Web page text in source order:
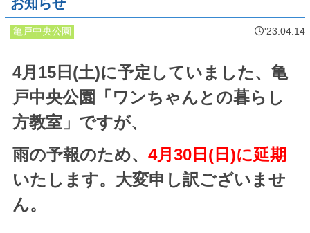
お知らせ
亀戸中央公園 '23.04.14
4月15日(土)に予定していました、亀
戸中央公園「ワンちゃんとの暮らし
方教室」ですが、
雨の予報のため、 4月30日(日)に延期
いたします。 大変申し訳ございませ
ん。